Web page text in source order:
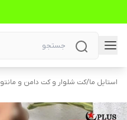
استایل ما/کت شلوار و کت دامن و مانتو